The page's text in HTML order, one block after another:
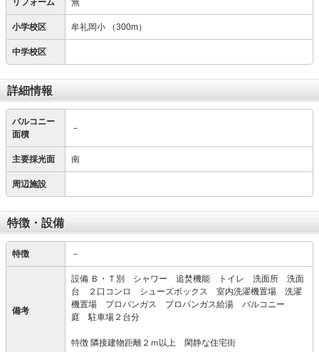
リフォーム 無
小学校区 牟礼岡小 （300m）
中学校区
詳細情報
バルコニー
面積
－
主要採光面 南
周辺施設
特徴・設備
特徴 －
備考
設備 Ｂ・Ｔ別 シャワー 追焚機能 トイレ 洗面所 洗面
台 ２口コンロ シューズボックス 室内洗濯機置場 洗濯
機置場 プロパンガス プロパンガス給湯 バルコニー
庭 駐車場２台分
特徴 隣接建物距離２ｍ以上 閑静な住宅街